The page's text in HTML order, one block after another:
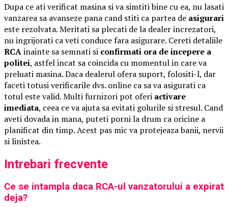
Dupa ce ati verificat masina si va simtiti bine cu ea, nu lasati
vanzarea sa avanseze pana cand stiti ca partea de asigurari
este rezolvata. Meritati sa plecati de la dealer increzatori,
nu ingrijorati ca veti conduce fara asigurare. Cereti detaliile
RCAinainte sa semnati si confirmati ora de incepere a
politei, astfel incat sa coincida cu momentul in care va
preluati masina. Daca dealerul ofera suport, folositi-l, dar
faceti totusi verificarile dvs. online ca sa va asigurati ca
totul este valid. Multi furnizori pot oferi activare
imediata, ceea ce va ajuta sa evitati golurile si stresul. Cand
aveti dovada in mana, puteti porni la drum ca oricine a
planificat din timp. Acest pas mic va protejeaza banii, nervii
si linistea.
Intrebari frecvente
Ce se intampla daca RCA-ul vanzatorului a expirat
deja?